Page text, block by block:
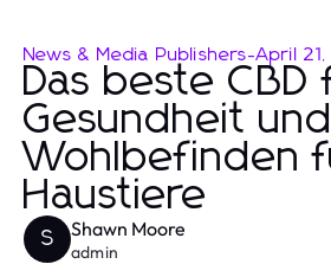
News & Media Publishers-April
Das beste CBD
Gesundheit und
Wohlbefinden
Haustiere
S Shawn Moore
admin